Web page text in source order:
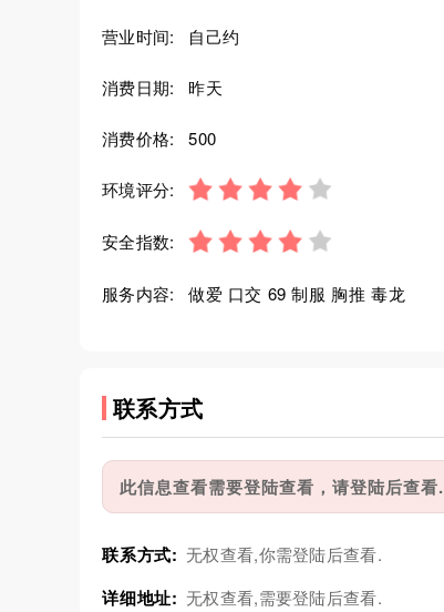
营业时间: 自己约
消费日期: 昨天
消费价格: 500
环境评分:
安全指数:
服务内容: 做爱 口交 69 制服 胸推 毒龙
联系方式
此信息查看需要登陆查看，请登陆后查看.
联系方式: 无权查看,你需登陆后查看.
详细地址: 无权查看,需要登陆后查看.